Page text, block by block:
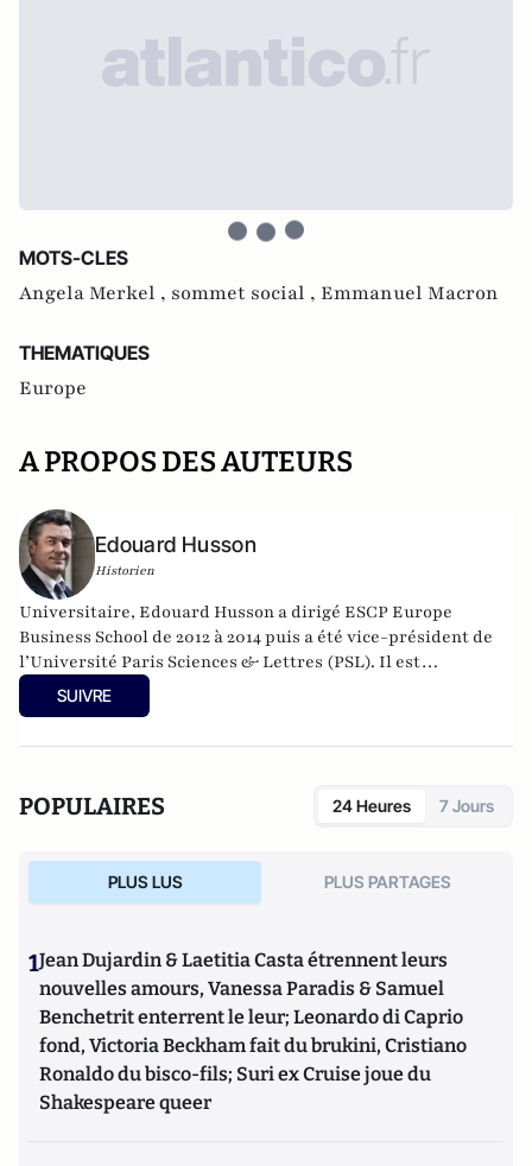
MOTS-CLES
Angela Merkel , sommet social , Emmanuel Macron
THEMATIQUES
Europe
A PROPOS DES AUTEURS
Edouard Husson
Historien
Universitaire, Edouard Husson a dirigé ESCP Europe
Business School de 2012 à 2014puis a été vice-président de
l’Université Paris Sciences & Lettres (PSL). Il est
actuellement professeur à l’Institut Franco-Allemand
d’Etudes Européennes (à l’Université de Cergy-Pontoise).
d’ouvrages et de nombreux articles sur l’histoire de
mondialisations, l’histoire de la monnaie, l’histoire du
nazisme et des autres violences de masse au XXème siècle
ou l’histoire des relations internationales et des conflits
Benjamin Disraëli.
SUIVRE
POPULAIRES 24 Heures 7 Jours
PLUS LUS PLUS PARTAGES
1Jean Dujardin & Laetitia Casta étrennent leurs
nouvelles amours, Vanessa Paradis & Samuel
Benchetrit enterrent le leur; Leonardo di Caprio
fond, Victoria Beckham fait du brukini, Cristiano
Ronaldo du bisco-fils; Suri ex Cruise joue du
Shakespeare queer